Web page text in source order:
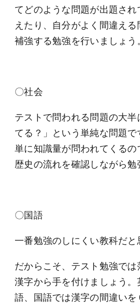
てどのような問題が出題さ
えたり、自分がよく間違える
補強する勉強を行いましょう
〇社会
テストで問われる問題の大半
てる？」という単純な問題で
単に知識量が問われてくるの
歴史の流れを確認しながら勉
〇国語
一番勉強のしにくい教科だと
だからこそ、テスト勉強では
漢字から手を付けましょう。
語、国語では漢字の間違いを